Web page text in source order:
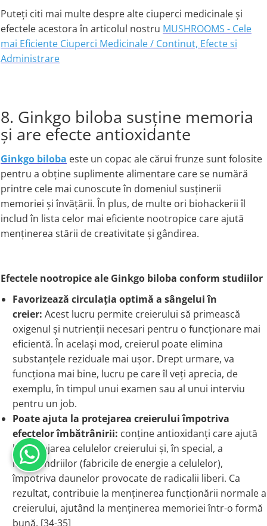
Puteți citi mai multe despre alte ciuperci medicinale și
efectele acestora în articolul nostru MUSHROOMS - Cele
mai Eficiente Ciuperci Medicinale / Continut, Efecte si
Administrare​
8. Ginkgo biloba susține memoria
și are efecte antioxidante
Ginkgo biloba este un copac ale cărui frunze sunt folosite
pentru a obține suplimente alimentare care se numără
printre cele mai cunoscute în domeniul susținerii
memoriei și învățării. În plus, de multe ori biohackerii îl
includ în lista celor mai eficiente nootropice care ajută
menținerea stării de creativitate și gândirea.
Efectele nootropice ale Ginkgo biloba conform studiilor
Favorizează circulația optimă a sângelui în
creier: Acest lucru permite creierului să primească
oxigenul și nutrienții necesari pentru o funcționare mai
eficientă. În același mod, creierul poate elimina
substanțele reziduale mai ușor. Drept urmare, va
funcționa mai bine, lucru pe care îl veți aprecia, de
exemplu, în timpul unui examen sau al unui interviu
pentru un job.
Poate ajuta la protejarea creierului împotriva
efectelor îmbătrânirii: conține antioxidanți care ajută
la protejarea celulelor creierului și, în special, a
mitocondriilor (fabricile de energie a celulelor),
împotriva daunelor provocate de radicalii liberi. Ca
rezultat, contribuie la menținerea funcționării normale a
creierului, ajutând la menținerea memoriei într-o formă
bună. [34-35]